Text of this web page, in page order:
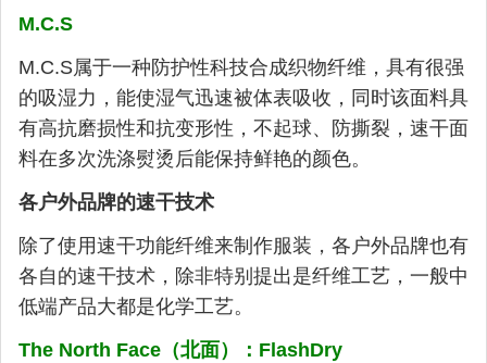
M.C.S
M.C.S属于一种防护性科技合成织物纤维，具有很强
的吸湿力，能使湿气迅速被体表吸收，同时该面料具
有高抗磨损性和抗变形性，不起球、防撕裂，速干面
料在多次洗涤熨烫后能保持鲜艳的颜色。
各户外品牌的速干技术
除了使用速干功能纤维来制作服装，各户外品牌也有
各自的速干技术，除非特别提出是纤维工艺，一般中
低端产品大都是化学工艺。
The North Face（北面）：FlashDry